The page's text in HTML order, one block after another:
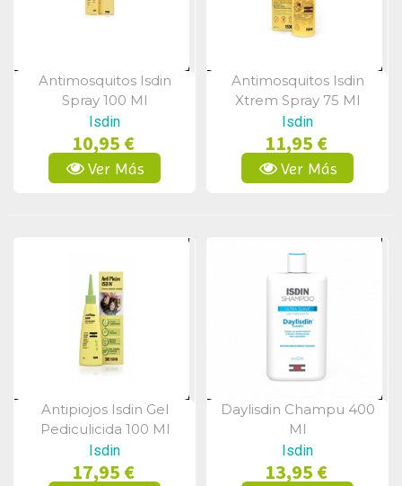
Vista Rápida
Antimosquitos Isdin
Spray 100 Ml
Isdin
10,95 €
Ver Más
Vista Rápida
Antimosquitos Isdin
Xtrem Spray 75 Ml
Isdin
11,95 €
Ver Más
Vista Rápida
Antipiojos Isdin Gel
Pediculicida 100 Ml
Isdin
17,95 €
Vista Rápida
Daylisdin Champu 400
Ml
Isdin
13,95 €